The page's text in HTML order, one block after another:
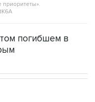
погибшем в